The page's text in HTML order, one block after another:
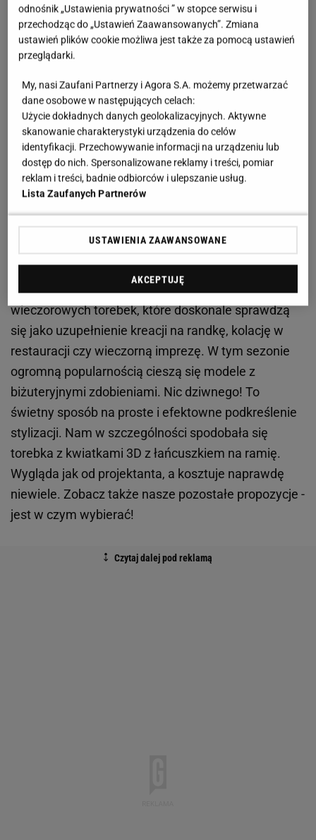
Ozdobne torebki na specjalne okazje
dobranejtorebki.Jeśli zastanawiasz się nad
kupnem nowego modelu, przychodzimy z pomocą!
Mamy wiele ciekawych propozycji z najnowszej
kolekcji Mohito. Zacznijmy od małych,
wieczorowych torebek, które doskonale sprawdzą
się jako uzupełnienie kreacji na randkę, kolację w
restauracji czy wieczorną imprezę. W tym sezonie
ogromną popularnością cieszą się modele z
biżuteryjnymi zdobieniami. Nic dziwnego! To
świetny sposób na proste i efektowne podkreślenie
stylizacji. Nam w szczególności spodobała się
torebka z kwiatkami 3D z łańcuszkiem na ramię.
Wygląda jak od projektanta, a kosztuje naprawdę
niewiele. Zobacz także nasze pozostałe propozycje -
jest w czym wybierać!
odnośnik „Ustawienia prywatności ” w stopce serwisu i
przechodząc do „Ustawień Zaawansowanych”. Zmiana
ustawień plików cookie możliwa jest także za pomocą ustawień
przeglądarki.
My, nasi Zaufani Partnerzy i Agora S.A. możemy przetwarzać
dane osobowe w następujących celach:
Użycie dokładnych danych geolokalizacyjnych. Aktywne
skanowanie charakterystyki urządzenia do celów
identyfikacji. Przechowywanie informacji na urządzeniu lub
dostęp do nich. Spersonalizowane reklamy i treści, pomiar
reklam i treści, badnie odbiorców i ulepszanie usług.
Lista Zaufanych Partnerów
USTAWIENIA ZAAWANSOWANE
AKCEPTUJĘ